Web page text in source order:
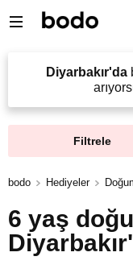
Diyarbakır'da
Filtrele
bodo Hediyeler
6 yaş